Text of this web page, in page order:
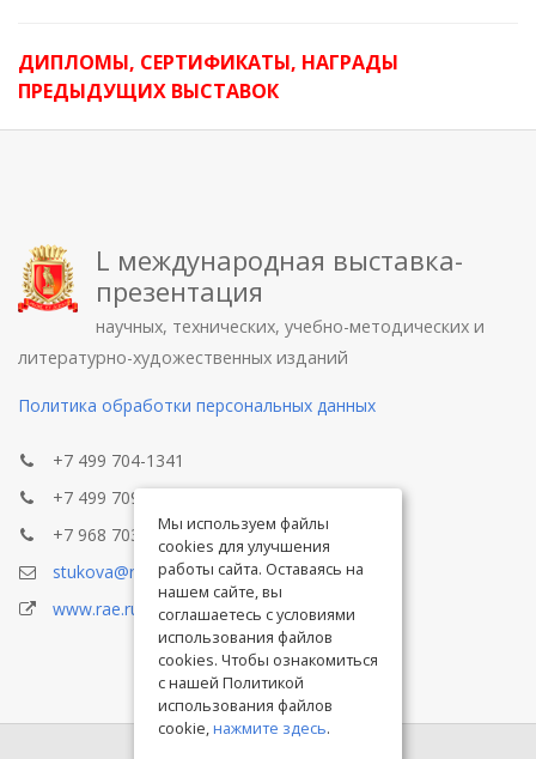
ДИПЛОМЫ, СЕРТИФИКАТЫ, НАГРАДЫ
ПРЕДЫДУЩИХ ВЫСТАВОК
L международная выставка-
презентация
научных, технических, учебно-методических и
литературно-художественных изданий
Политика обработки персональных данных
+7 499 704-1341
+7 499 709-8104
+7 968 703-8433
stukova@rae.ru
www.rae.ru
Мы используем файлы
cookies для улучшения
работы сайта. Оставаясь на
нашем сайте, вы
соглашаетесь с условиями
использования файлов
cookies. Чтобы ознакомиться
с нашей Политикой
использования файлов
cookie,нажмите здесь.